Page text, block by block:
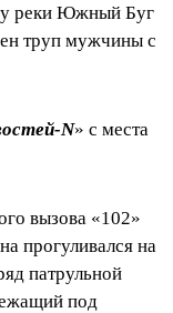
реки Южный Буг
труп мужчины с
N» с места
вызова «102»
прогуливался на
патрульной
под